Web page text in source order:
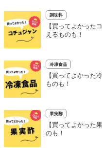
調味料
【買ってよかった
えるものも！
冷凍食品
【買ってよかった
ものも！
果実酢
【買ってよかった
のも！